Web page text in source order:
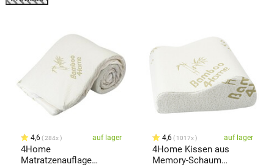
4,6 284x auf lager
4Home
Matratzenauflage
4,6 1017x auf lager
4Home Kissen aus
Memory-Schaum